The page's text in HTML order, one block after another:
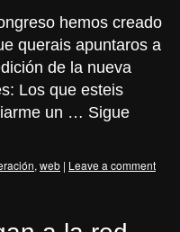
hemos creado
querais apuntaros a
de la nueva
Los que esteis
un … Sigue
, web | Leave a comment